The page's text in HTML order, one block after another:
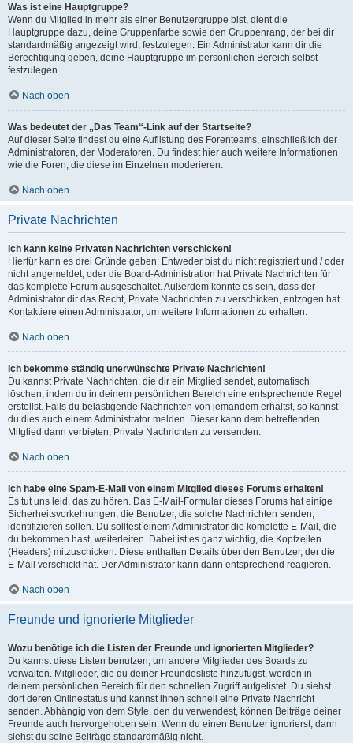
Was ist eine Hauptgruppe?
Wenn du Mitglied in mehr als einer Benutzergruppe bist, dient die
Hauptgruppe dazu, deine Gruppenfarbe sowie den Gruppenrang, der bei dir
standardmäßig angezeigt wird, festzulegen. Ein Administrator kann dir die
Berechtigung geben, deine Hauptgruppe im persönlichen Bereich selbst
festzulegen.
Nach oben
Was bedeutet der „Das Team“-Link auf der Startseite?
Auf dieser Seite findest du eine Auflistung des Forenteams, einschließlich der
Administratoren, der Moderatoren. Du findest hier auch weitere Informationen
wie die Foren, die diese im Einzelnen moderieren.
Nach oben
Private Nachrichten
Ich kann keine Privaten Nachrichten verschicken!
Hierfür kann es drei Gründe geben: Entweder bist du nicht registriert und / oder
nicht angemeldet, oder die Board-Administration hat Private Nachrichten für
das komplette Forum ausgeschaltet. Außerdem könnte es sein, dass der
Administrator dir das Recht, Private Nachrichten zu verschicken, entzogen hat.
Kontaktiere einen Administrator, um weitere Informationen zu erhalten.
Nach oben
Ich bekomme ständig unerwünschte Private Nachrichten!
Du kannst Private Nachrichten, die dir ein Mitglied sendet, automatisch
löschen, indem du in deinem persönlichen Bereich eine entsprechende Regel
erstellst. Falls du belästigende Nachrichten von jemandem erhältst, so kannst
du dies auch einem Administrator melden. Dieser kann dem betreffenden
Mitglied dann verbieten, Private Nachrichten zu versenden.
Nach oben
Ich habe eine Spam-E-Mail von einem Mitglied dieses Forums erhalten!
Es tut uns leid, das zu hören. Das E-Mail-Formular dieses Forums hat einige
Sicherheitsvorkehrungen, die Benutzer, die solche Nachrichten senden,
identifizieren sollen. Du solltest einem Administrator die komplette E-Mail, die
du bekommen hast, weiterleiten. Dabei ist es ganz wichtig, die Kopfzeilen
(Headers) mitzuschicken. Diese enthalten Details über den Benutzer, der die
E-Mail verschickt hat. Der Administrator kann dann entsprechend reagieren.
Nach oben
Freunde und ignorierte Mitglieder
Wozu benötige ich die Listen der Freunde und ignorierten Mitglieder?
Du kannst diese Listen benutzen, um andere Mitglieder des Boards zu
verwalten. Mitglieder, die du deiner Freundesliste hinzufügst, werden in
deinem persönlichen Bereich für den schnellen Zugriff aufgelistet. Du siehst
dort deren Onlinestatus und kannst ihnen schnell eine Private Nachricht
senden. Abhängig von dem Style, den du verwendest, können Beiträge deiner
Freunde auch hervorgehoben sein. Wenn du einen Benutzer ignorierst, dann
siehst du seine Beiträge standardmäßig nicht.